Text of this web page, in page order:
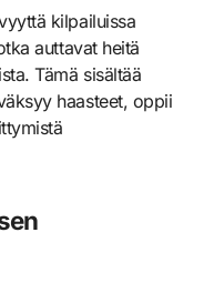
kilpailuissa
auttavat heitä
Tämä sisältää
haasteet, oppii